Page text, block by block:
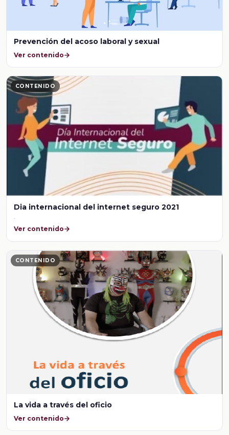
Prevención del acoso laboral y sexual
Ver contenido
CONTENIDO
Dia internacional del internet seguro 2021
Ver contenido
CONTENIDO
La vida a través del oficio
Ver contenido